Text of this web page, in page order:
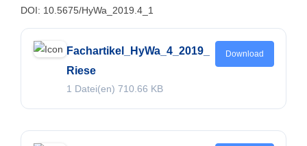
DOI: 10.5675/HyWa_2019.4_1
Fachartikel_HyWa_4_2019_
Riese
1 Datei(en) 710.66 KB
Download